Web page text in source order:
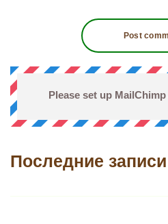
Please set up
Последние записи